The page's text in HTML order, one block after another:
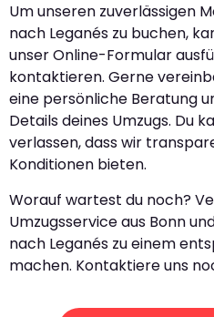
Um unseren zuverlässigen
nach Leganés zu buchen,
unser Online-Formular
kontaktieren. Gerne
eine persönliche Beratung
Details deines Umzugs. Du
verlassen, dass wir
Konditionen bieten.
Worauf wartest du noch?
Umzugsservice aus Bonn
nach Leganés zu einem
machen. Kontaktiere uns